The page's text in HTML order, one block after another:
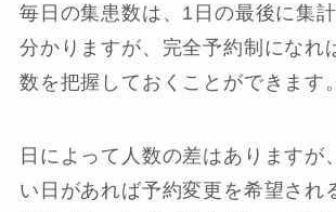
毎日の集患数は、1日の最後に集
分かりますが、完全予約制になれ
数を把握しておくことができます。
日によって人数の差はありますが
い日があれば予約変更を希望され